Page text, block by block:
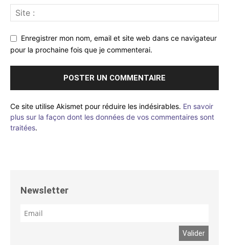
Enregistrer mon nom, email et site web dans ce navigateur
pour la prochaine fois que je commenterai.
Ce site utilise Akismet pour réduire les indésirables. En savoir
plus sur la façon dont les données de vos commentaires sont
traitées.
Newsletter